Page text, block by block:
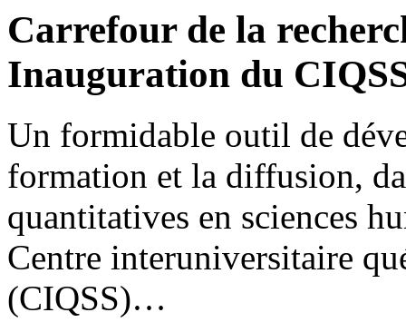
Carrefour de la
Inauguration du
Un formidable outil de
formation et la diffusion,
quantitatives en sciences
Centre interuniversitaire
(CIQSS)…